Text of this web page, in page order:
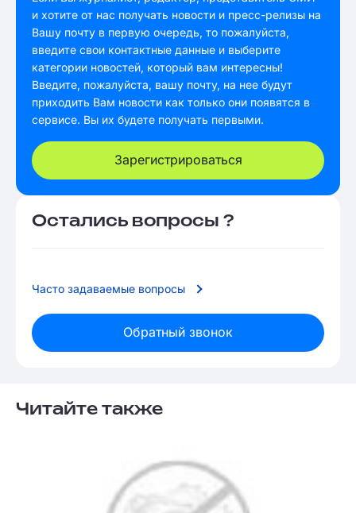
и хотите от нас получать новости и пресс-релизы на
Вашу почту в первую очередь, то пожалуйста,
введите свои контактные данные и выберите
категории новостей, который вам интересны!
Введите, пожалуйста, вашу почту, на нее будут
приходить Вам новости как только они появятся в
сервисе. Вы их будете получать первыми.
Зарегистрироваться
Остались вопросы ?
Часто задаваемые вопросы
Обратный звонок
Читайте также